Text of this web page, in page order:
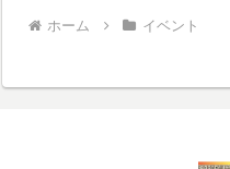
ホーム イベント